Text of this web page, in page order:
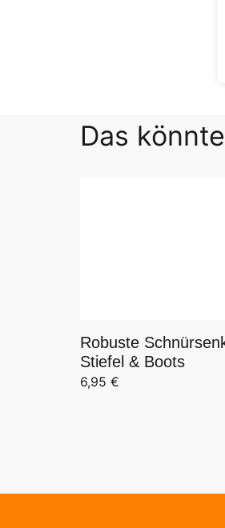
Das
Robuste
Stiefel & Boots
6,95 €